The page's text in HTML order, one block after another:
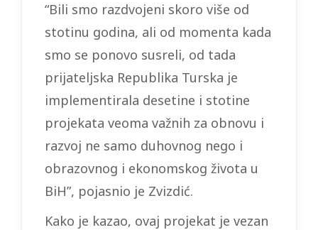
“Bili smo razdvojeni skoro više od
stotinu godina, ali od momenta kada
smo se ponovo susreli, od tada
prijateljska Republika Turska je
implementirala desetine i stotine
projekata veoma važnih za obnovu i
razvoj ne samo duhovnog nego i
obrazovnog i ekonomskog života u
BiH”, pojasnio je Zvizdić.
Kako je kazao, ovaj projekat je vezan